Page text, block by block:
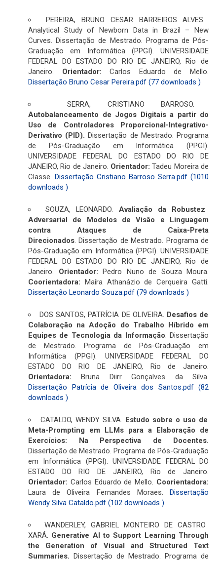
PEREIRA, BRUNO CESAR BARREIROS ALVES.
Analytical Study of Newborn Data in Brazil – New
Curves. Dissertação de Mestrado. Programa de Pós-
Graduação em Informática (PPGI). UNIVERSIDADE
FEDERAL DO ESTADO DO RIO DE JANEIRO, Rio de
Janeiro. Orientador: Carlos Eduardo de Mello.
Dissertação Bruno Cesar Pereira.pdf (77 downloads )
SERRA, CRISTIANO BARROSO.
Autobalanceamento de Jogos Digitais a partir do
Uso de Controladores Proporcional-Integrativo-
Derivativo (PID). Dissertação de Mestrado. Programa
de Pós-Graduação em Informática (PPGI).
UNIVERSIDADE FEDERAL DO ESTADO DO RIO DE
JANEIRO, Rio de Janeiro. Orientador: Tadeu Moreira de
Classe. Dissertação Cristiano Barroso Serra.pdf (1010
downloads )
SOUZA, LEONARDO. Avaliação da Robustez
Adversarial de Modelos de Visão e Linguagem
contra Ataques de Caixa-Preta
Direcionados . Dissertação de Mestrado. Programa de
Pós-Graduação em Informática (PPGI). UNIVERSIDADE
FEDERAL DO ESTADO DO RIO DE JANEIRO, Rio de
Janeiro. Orientador: Pedro Nuno de Souza Moura.
Coorientadora: Maíra Athanázio de Cerqueira Gatti.
Dissertação Leonardo Souza.pdf (79 downloads )
DOS SANTOS, PATRÍCIA DE OLIVEIRA. Desafios de
Colaboração na Adoção do Trabalho Híbrido em
Equipes de Tecnologia da Informação . Dissertação
de Mestrado. Programa de Pós-Graduação em
Informática (PPGI). UNIVERSIDADE FEDERAL DO
ESTADO DO RIO DE JANEIRO, Rio de Janeiro.
Orientadora: Bruna Diirr Gonçalves da Silva.
Dissertação Patrícia de Oliveira dos Santos.pdf (82
downloads )
CATALDO, WENDY SILVA. Estudo sobre o uso de
Meta-Prompting em LLMs para a Elaboração de
Exercícios: Na Perspectiva de Docentes.
Dissertação de Mestrado. Programa de Pós-Graduação
em Informática (PPGI). UNIVERSIDADE FEDERAL DO
ESTADO DO RIO DE JANEIRO, Rio de Janeiro.
Orientador: Carlos Eduardo de Mello. Coorientadora:
Laura de Oliveira Fernandes Moraes. Dissertação
Wendy Silva Cataldo.pdf (102 downloads )
WANDERLEY, GABRIEL MONTEIRO DE CASTRO
XARÁ. Generative AI to Support Learning Through
the Generation of Visual and Structured Text
Summaries. Dissertação de Mestrado. Programa de